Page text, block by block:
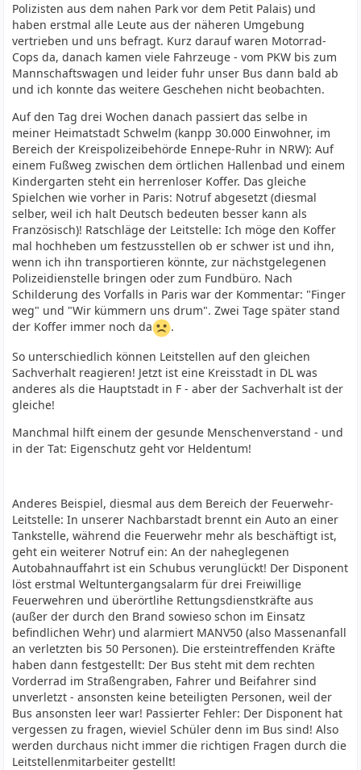
Polizisten aus dem nahen Park vor dem Petit Palais) und
haben erstmal alle Leute aus der näheren Umgebung
vertrieben und uns befragt. Kurz darauf waren Motorrad-
Cops da, danach kamen viele Fahrzeuge - vom PKW bis zum
Mannschaftswagen und leider fuhr unser Bus dann bald ab
und ich konnte das weitere Geschehen nicht beobachten.
Auf den Tag drei Wochen danach passiert das selbe in
meiner Heimatstadt Schwelm (kanpp 30.000 Einwohner, im
Bereich der Kreispolizeibehörde Ennepe-Ruhr in NRW): Auf
einem Fußweg zwischen dem örtlichen Hallenbad und einem
Kindergarten steht ein herrenloser Koffer. Das gleiche
Spielchen wie vorher in Paris: Notruf abgesetzt (diesmal
selber, weil ich halt Deutsch bedeuten besser kann als
Französisch)! Ratschläge der Leitstelle: Ich möge den Koffer
mal hochheben um festzusstellen ob er schwer ist und ihn,
wenn ich ihn transportieren könnte, zur nächstgelegenen
Polizeidienstelle bringen oder zum Fundbüro. Nach
Schilderung des Vorfalls in Paris war der Kommentar: "Finger
weg" und "Wir kümmern uns drum". Zwei Tage später stand
der Koffer immer noch da
.
So unterschiedlich können Leitstellen auf den gleichen
Sachverhalt reagieren! Jetzt ist eine Kreisstadt in DL was
anderes als die Hauptstadt in F - aber der Sachverhalt ist der
gleiche!
Manchmal hilft einem der gesunde Menschenverstand - und
in der Tat: Eigenschutz geht vor Heldentum!
Anderes Beispiel, diesmal aus dem Bereich der Feuerwehr-
Leitstelle: In unserer Nachbarstadt brennt ein Auto an einer
Tankstelle, während die Feuerwehr mehr als beschäftigt ist,
geht ein weiterer Notruf ein: An der naheglegenen
Autobahnauffahrt ist ein Schubus verunglückt! Der Disponent
löst erstmal Weltuntergangsalarm für drei Freiwillige
Feuerwehren und überörtlihe Rettungsdienstkräfte aus
(außer der durch den Brand sowieso schon im Einsatz
befindlichen Wehr) und alarmiert MANV50 (also Massenanfall
an verletzten bis 50 Personen). Die ersteintreffenden Kräfte
haben dann festgestellt: Der Bus steht mit dem rechten
Vorderrad im Straßengraben, Fahrer und Beifahrer sind
unverletzt - ansonsten keine beteiligten Personen, weil der
Bus ansonsten leer war! Passierter Fehler: Der Disponent hat
vergessen zu fragen, wieviel Schüler denn im Bus sind! Also
werden durchaus nicht immer die richtigen Fragen durch die
Leitstellenmitarbeiter gestellt!